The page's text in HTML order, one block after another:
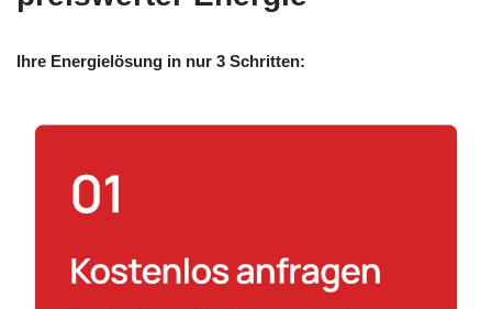
Ihre Energielösung in nur 3 Schritten: